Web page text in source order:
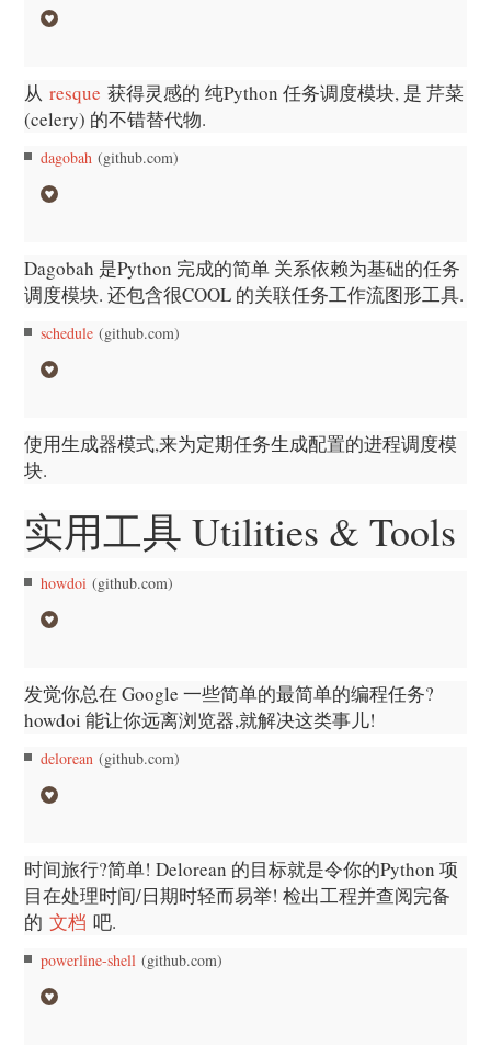
从resque 获得灵感的 纯Python 任务调度模块, 是 芹菜
(celery) 的不错替代物.
dagobah (github.com)
Dagobah 是Python 完成的简单 关系依赖为基础的任务
调度模块. 还包含很COOL 的关联任务工作流图形工具.
schedule (github.com)
使用生成器模式,来为定期任务生成配置的进程调度模
块.
实用工具 Utilities & Tools
howdoi (github.com)
发觉你总在 Google 一些简单的最简单的编程任务?
howdoi 能让你远离浏览器,就解决这类事儿!
delorean (github.com)
时间旅行?简单! Delorean 的目标就是令你的Python 项
目在处理时间/日期时轻而易举! 检出工程并查阅完备
的文档 吧.
powerline-shell (github.com)